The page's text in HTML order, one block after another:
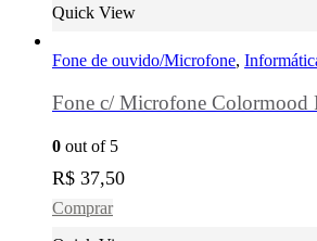
Quick View
Fone de ouvido/Microfone,
Fone c/ Microfone
0 out of 5
R$ 37,50
Comprar